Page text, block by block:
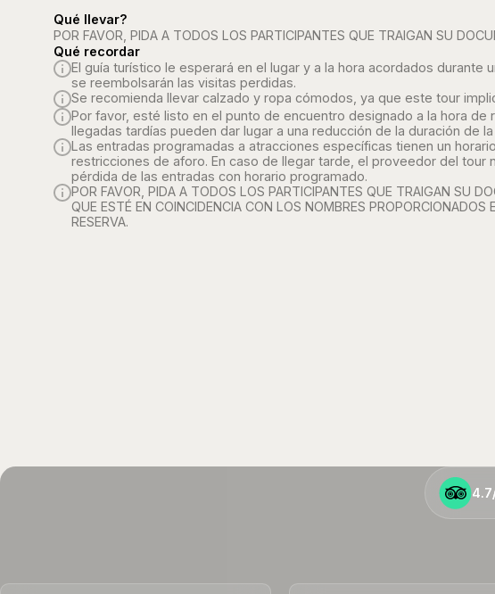
Qué llevar?
POR FAVOR, PIDA A TODOS LOS PARTICIPANTES QUE TRAIGAN SU
Qué recordar
El guía turístico le esperará en el lugar y a la hora acordados durante
se reembolsarán las visitas perdidas.
Se recomienda llevar calzado y ropa cómodos, ya que este tour
Por favor, esté listo en el punto de encuentro designado a la hora de
llegadas tardías pueden dar lugar a una reducción de la duración de
Las entradas programadas a atracciones específicas tienen un
restricciones de aforo. En caso de llegar tarde, el proveedor del tour
pérdida de las entradas con horario programado.
POR FAVOR, PIDA A TODOS LOS PARTICIPANTES QUE TRAIGAN SU
QUE ESTÉ EN COINCIDENCIA CON LOS NOMBRES PROPORCIONADOS
RESERVA.